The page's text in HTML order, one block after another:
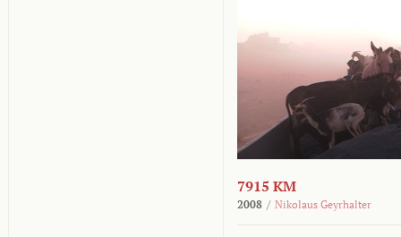
7915 KM
2008 / Nikolaus Geyrhalter